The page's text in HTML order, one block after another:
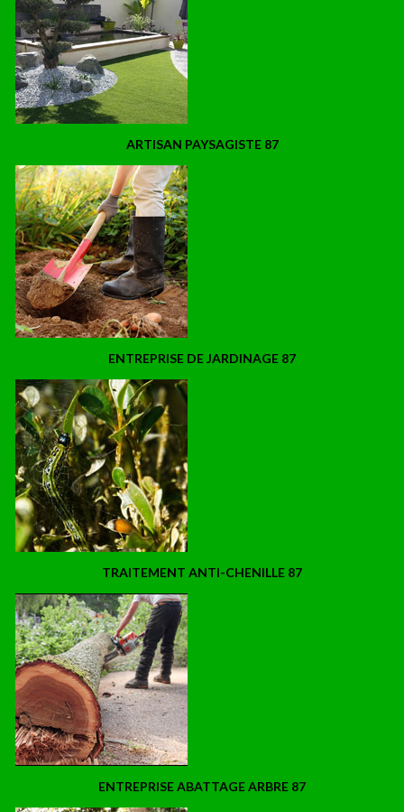
ARTISAN PAYSAGISTE 87
ENTREPRISE DE JARDINAGE 87
TRAITEMENT ANTI-CHENILLE 87
ENTREPRISE ABATTAGE ARBRE 87